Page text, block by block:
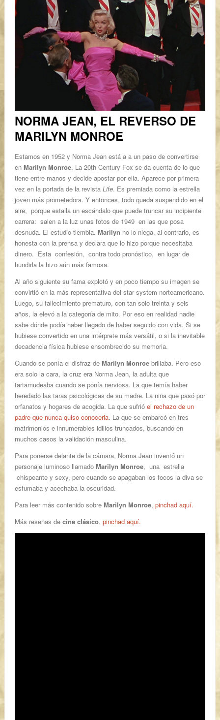
NORMA JEAN, EL REVERSO DE
MARILYN MONROE
Estamos en 1952 y Norma Jean está a a un paso de convertirse
en Marilyn Monroe. La 20th Century Fox se da cuenta de lo que
tiene entre manos y decide apostar por ella. Aparece por primera
vez en la portada de la revista Life. Es premiada como la estrella
joven más prometedora. Y entonces, todo queda suspendido en el
aire, porque estalla un escándalo que puede truncar su incipiente
carrera: salen a la luz unas fotos de 1949 en las que posa
desnuda. El estudio tiembla. Marilyn no lo niega, al contrario, es
honesta con la prensa y declara que lo hizo porque necesitaba
dinero. Esta confesión, contra todo pronóstico, en lugar de
hundirla la hizo aún más famosa.
Al año siguiente su fama explotó y en poco tiempo su imagen se
convirtió en la más representativa del star system norteamericano.
Luego, su fallecimiento prematuro, con tan solo treinta y seis
años, la elevó a la categoría de mito. Por eso en realidad nadie
sabe dónde podía haber llegado de haber seguido con vida. Si se
hubiese convertido en una intérprete más versátil, o si la inevitable
decadencia física hubiese ensombrecido su memoria.
Cuando se ponía el disfraz de Marilyn Monroe brillaba. Pero eso
era solo la cara, la cruz era Norma Jean, la adulta que
tartamudeaba cuando se ponía nerviosa. La que temía haber
heredado las taras psicológicas de su madre. La niña que pasó por
orfanatos y hogares de acogida. La que sufrió el rechazo de un
padre que nunca quiso conocerla. La que se embarcó en tres
matrimonios e innumerables idilios truncados, buscando en
muchos casos la validación masculina.
Para ponerse delante de la cámara, Norma Jean inventó un
personaje luminoso llamado Marilyn Monroe, una estrella
chispeante y sexy, pero cuando se apagaban los focos la diva se
esfumaba y acechaba la oscuridad.
Para leer más contenido sobre Marilyn Monroe, pinchad aquí.
Más reseñas de cine clásico, pinchad aquí.